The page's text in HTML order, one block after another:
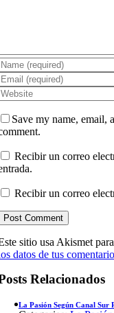
Save my name, email,
Recibir un correo
Recibir un correo
sitio usa Akismet
datos de tus
Relacionados
La Pasión Según Canal Sur